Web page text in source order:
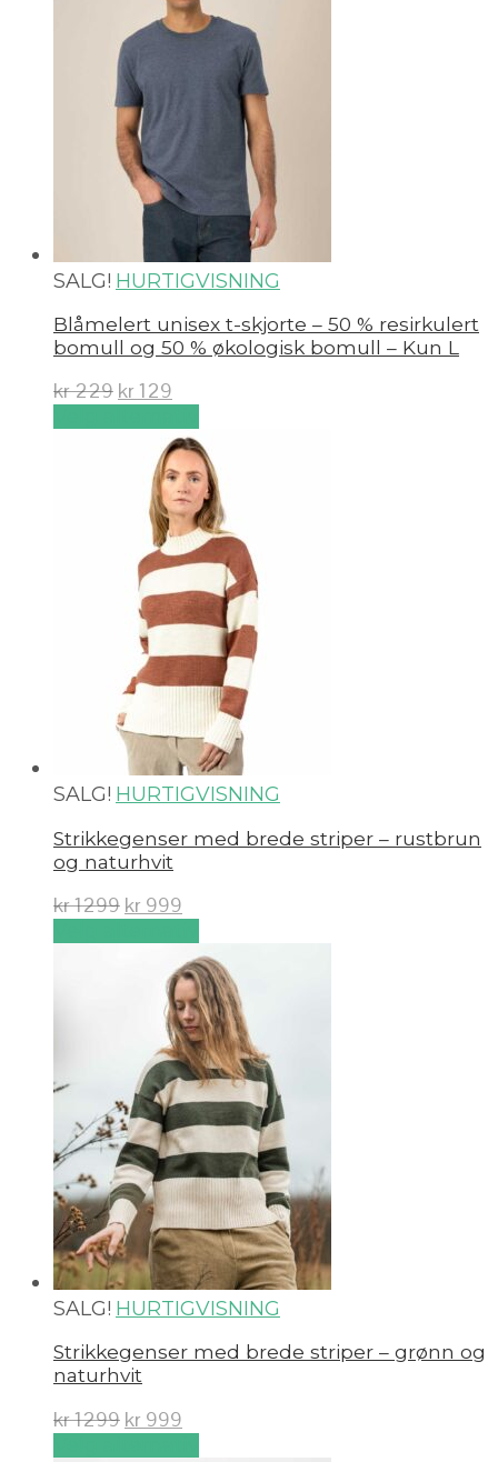
SALG! HURTIGVISNING
Blåmelert unisex t-skjorte – 50 % resirkulert
bomull og 50 % økologisk bomull – Kun L
kr229 kr 129
SALG! HURTIGVISNING
Strikkegenser med brede striper – rustbrun
og naturhvit
kr1299 kr 999
SALG! HURTIGVISNING
Strikkegenser med brede striper – grønn og
naturhvit
kr1299 kr 999